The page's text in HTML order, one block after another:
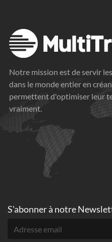
Notre mission est de servir
dans le monde entier en
permettent d'optimiser leur
vraiment.
S'abonner à notre